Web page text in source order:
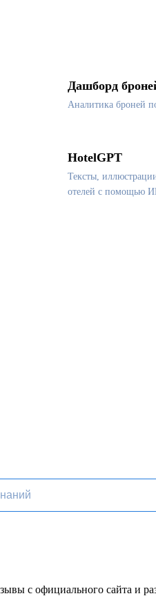
Дашборд
Аналитика броней
HotelGPT
Тексты,
отелей с помощью
с официального сайта и